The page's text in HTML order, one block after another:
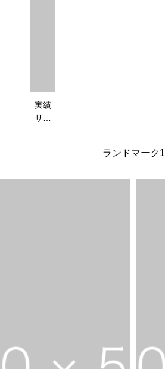
実績
サン
ランドマーク1